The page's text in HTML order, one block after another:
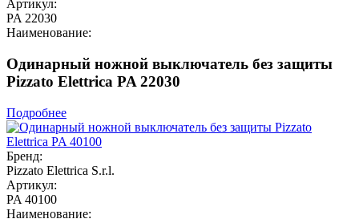
Артикул:
PA 22030
Наименование:
Одинарный ножной выключатель без защиты
Pizzato Elettrica PA 22030
Подробнее
Бренд:
Pizzato Elettrica S.r.l.
Артикул:
PA 40100
Наименование: